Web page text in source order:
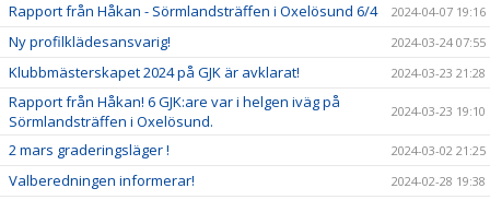
Rapport från Håkan - Sörmlandsträffen i Oxelösund 6/4 2024-04-07 19:16
Ny profilklädesansvarig! 2024-03-24 07:55
Klubbmästerskapet 2024 på GJK är avklarat! 2024-03-23 21:28
Rapport från Håkan! 6 GJK:are var i helgen iväg på
Sörmlandsträffen i Oxelösund.
2024-03-23 19:10
2 mars graderingsläger ! 2024-03-02 21:25
Valberedningen informerar! 2024-02-28 19:38